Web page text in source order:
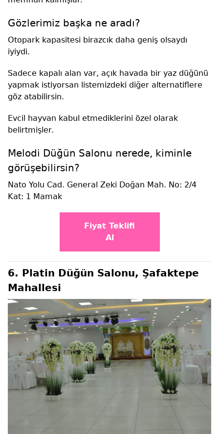
Gözlerimiz başka ne aradı?
Otopark kapasitesi birazcık daha geniş olsaydı
iyiydi.
Sadece kapalı alan var, açık havada bir yaz düğünü
yapmak istiyorsan listemizdeki diğer alternatiflere
göz atabilirsin.
Evcil hayvan kabul etmediklerini özel olarak
belirtmişler.
Melodi Düğün Salonu nerede, kiminle
görüşebilirsin?
Nato Yolu Cad. General Zeki Doğan Mah. No: 2/4
Kat: 1 Mamak
Fiyat Teklifi
Al
6. Platin Düğün Salonu, Şafaktepe
Mahallesi